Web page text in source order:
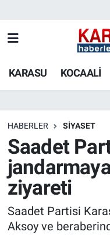
KARASU KOCAALİ
HABERLER SİYASET
Saadet
ziyareti
Saadet Partisi
Aksoy ve